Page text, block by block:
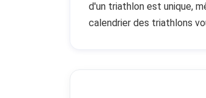
d'un triathlon est unique,
calendrier des triathlons